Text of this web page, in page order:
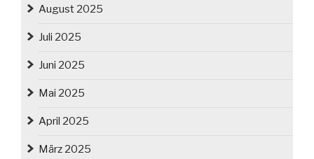
August 2025
Juli 2025
Juni 2025
Mai 2025
April 2025
März 2025